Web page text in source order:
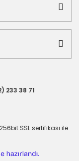
233 38 71
SSL sertifikası ile